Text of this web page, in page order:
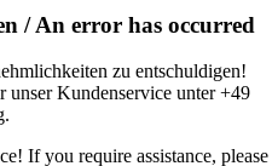
/ An error has occurred
zu entschuldigen!
Kundenservice unter +49
If you require assistance, please